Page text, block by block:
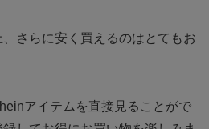
さらに安く買えるのはとてもお
アイテムを直接見ることがで